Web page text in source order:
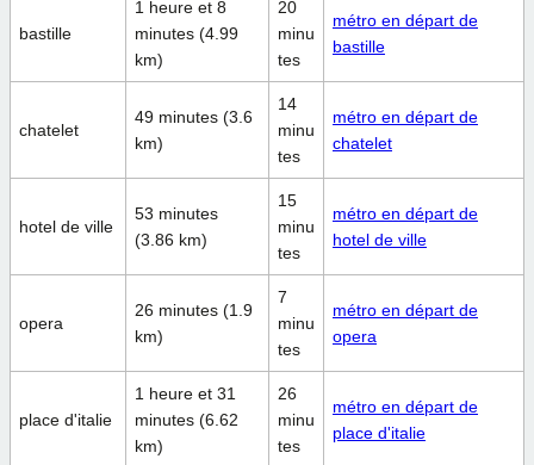
bastille
1 heure et 8
minutes (4.99
km)
20
minu
tes
métro en départ de
bastille
chatelet
49 minutes (3.6
km)
14
minu
tes
métro en départ de
chatelet
hotel de ville
53 minutes
(3.86 km)
15
minu
tes
métro en départ de
hotel de ville
opera
26 minutes (1.9
km)
7
minu
tes
métro en départ de
opera
place d'italie
1 heure et 31
minutes (6.62
km)
26
minu
tes
métro en départ de
place d'italie